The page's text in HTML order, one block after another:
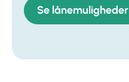
Se lånemuligheder